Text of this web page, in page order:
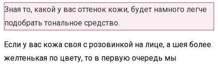
Зная то, какой у вас оттенок кожи, будет намного легче
подобрать тональное средство.
Если у вас кожа своя с розовинкой на лице, а шея более
желтенькая по цвету, то в первую очередь мы